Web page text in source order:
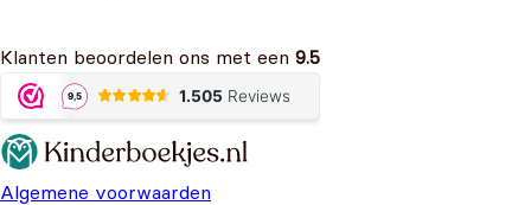
Klanten beoordelen ons met een 9.5
Algemene voorwaarden